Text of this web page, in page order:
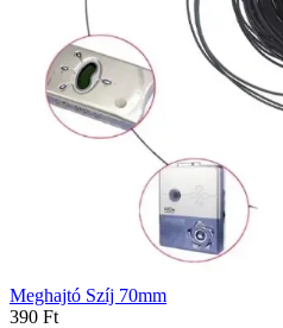
Meghajtó Szíj 70mm
390 Ft